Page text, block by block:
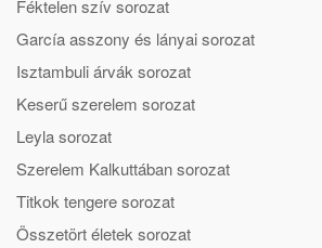
Féktelen szív sorozat
García asszony és lányai sorozat
Isztambuli árvák sorozat
Keserű szerelem sorozat
Leyla sorozat
Szerelem Kalkuttában sorozat
Titkok tengere sorozat
Összetört életek sorozat